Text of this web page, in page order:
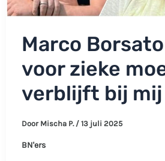
Marco
voor zieke
verblijft bij mij
Door Mischa P. / 13 juli 2025
BN'ers